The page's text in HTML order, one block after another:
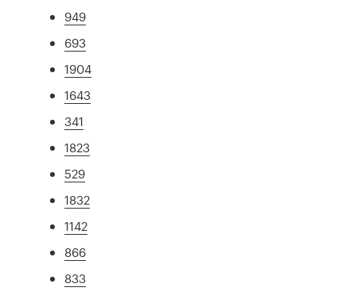
949
693
1904
1643
341
1823
529
1832
1142
866
833